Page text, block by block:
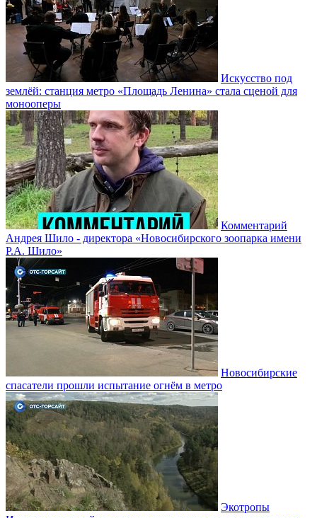
Искусство под
землёй: станция метро «Площадь Ленина» стала сценой для
монооперы
Комментарий
Андрея Шило - директора «Новосибирского зоопарка имени
Р.А. Шило»
Новосибирские
спасатели прошли испытание огнём в метро
Экотропы